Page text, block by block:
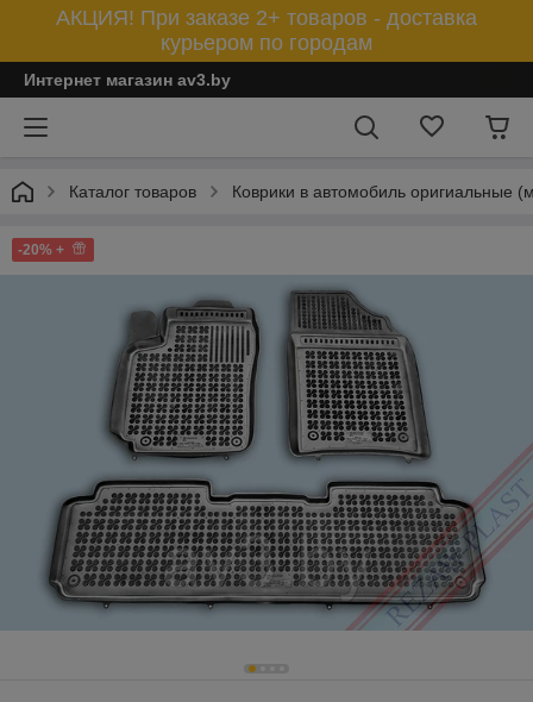
АКЦИЯ! При заказе 2+ товаров - доставка
курьером по городам
Интернет магазин av3.by
Каталог товаров Коврики в автомобиль оригиальные
-20% +